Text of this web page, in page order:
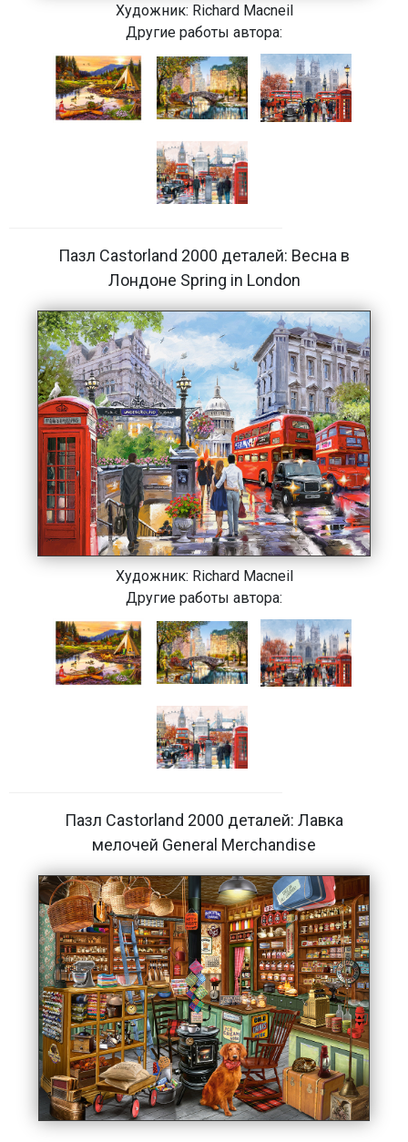
Художник: Richard Macneil
Другие работы автора:
Пазл Castorland 2000 деталей: Весна в
Лондоне Spring in London
Художник: Richard Macneil
Другие работы автора:
Пазл Castorland 2000 деталей: Лавка
мелочей General Merchandise